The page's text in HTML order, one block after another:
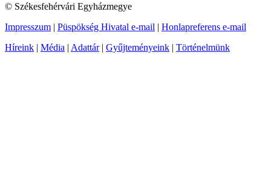
© Székesfehérvári Egyházmegye
Impresszum | Püspökség Hivatal e-mail | Honlapreferens e-mail
Híreink | Média | Adattár| Gyűjteményeink | Történelmünk